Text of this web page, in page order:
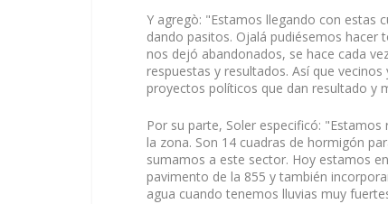
Y agregò: "Estamos llegando con estas
dando pasitos. Ojalá pudiésemos
nos dejó abandonados, se hace cada
respuestas y resultados. Así que
proyectos políticos que dan resultado y
Por su parte, Soler especificó:
la zona. Son 14 cuadras de hormigón
sumamos a este sector. Hoy estamos
pavimento de la 855 y también
agua cuando tenemos lluvias muy